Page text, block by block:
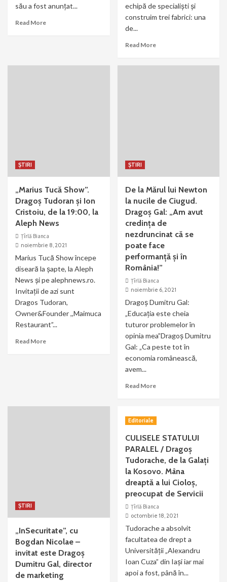
său a fost anunțat...
Read More
echipă de specialişti şi
construim trei fabrici: una
de...
Read More
ȘTIRI
„Marius Tucă Show”.
Dragoș Tudoran și Ion
Cristoiu, de la 19:00, la
Aleph News
Țîrlă Bianca
noiembrie 8, 2021
Marius Tucă Show începe
diseară la șapte, la Aleph
News și pe alephnews.ro.
Invitații de azi sunt
Dragos Tudoran,
Owner&Founder ,,Maimuca
Restaurant”...
Read More
ȘTIRI
De la Mărul lui Newton
la nucile de Ciugud.
Dragoș Gal: „Am avut
credința de
nezdruncinat că se
poate face
performanță și în
România!”
Țîrlă Bianca
noiembrie 6, 2021
Dragoș Dumitru Gal:
„Educația este cheia
tuturor problemelor în
opinia mea”Dragoș Dumitru
Gal: „Ca peste tot în
economia românească,
avem...
Read More
ȘTIRI
„InSecuritate”, cu
Bogdan Nicolae –
invitat este Dragoș
Dumitru Gal, director
de marketing
Editoriale
CULISELE STATULUI
PARALEL / Dragoș
Tudorache, de la Galați
la Kosovo. Mâna
dreaptă a lui Cioloș,
preocupat de Servicii
Țîrlă Bianca
octombrie 18, 2021
Tudorache a absolvit
facultatea de drept a
Universității „Alexandru
Ioan Cuza” din Iași iar mai
apoi a fost, până în...